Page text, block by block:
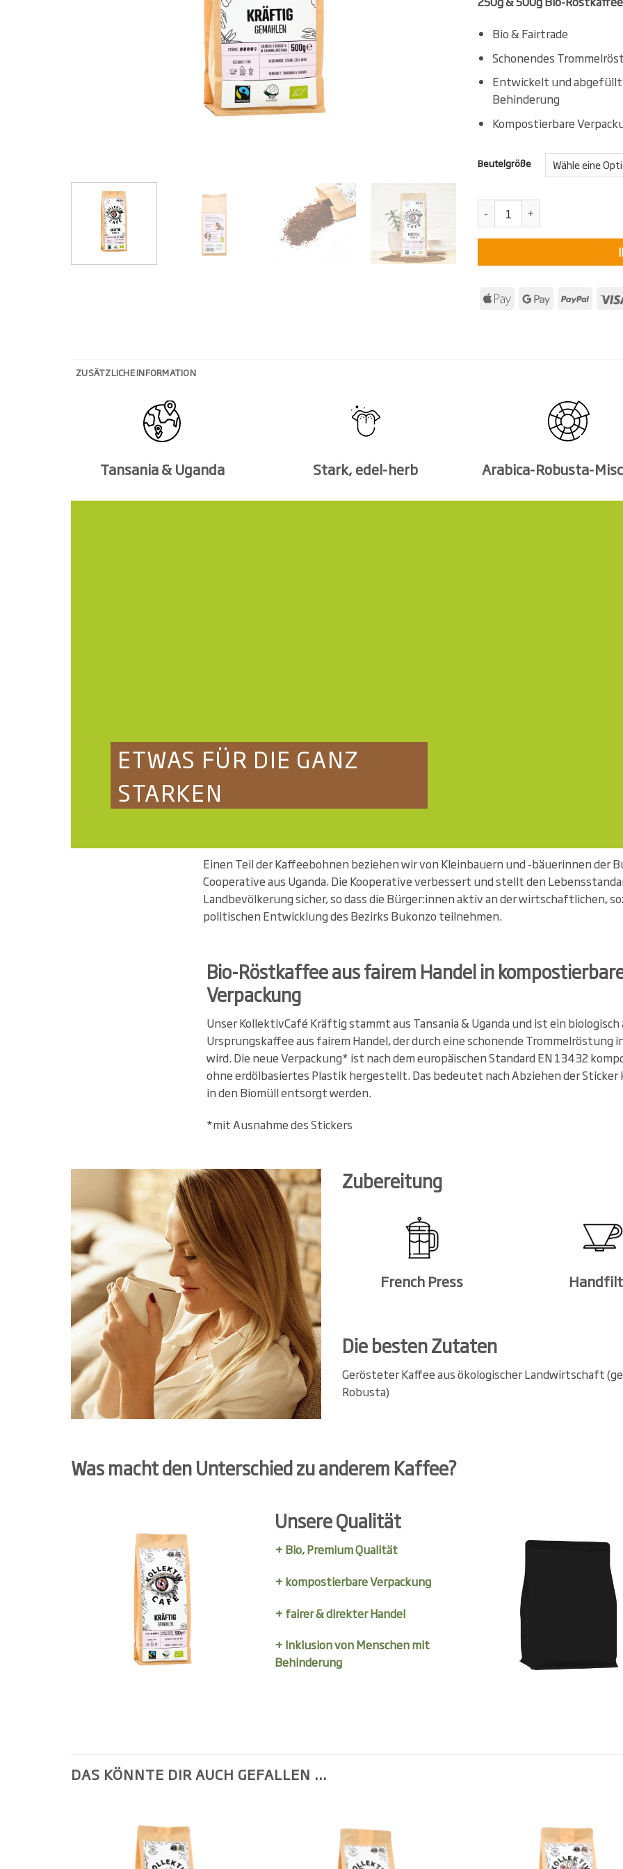
Bio & Fairtrade
Schonendes
Entwickelt und
Behinderung
Kompostierbare
Beutelgröße
KollektivCafé Kräftig -
ZUSÄTZLICHE INFORMATION
Tansania & Uganda Stark, edel-herb Arabica-Robusta-
ETWAS FÜR DIE GANZ
STARKEN
Einen Teil der Kaffeebohnen beziehen wir von Kleinbauern und -bäuerinnen der
Cooperative aus Uganda. Die Kooperative verbessert und stellt den
Landbevölkerung sicher, so dass die Bürger:innen aktiv an der wirtschaftlichen,
politischen Entwicklung des Bezirks Bukonzo teilnehmen.
Bio-Röstkaffee aus fairem Handel in
Verpackung
Unser KollektivCafé Kräftig stammt aus Tansania & Uganda und ist ein
Ursprungskaffee aus fairem Handel, der durch eine schonende Trommelröstung
wird. Die neue Verpackung* ist nach dem europäischen Standard EN 13432
ohne erdölbasiertes Plastik hergestellt. Das bedeutet nach Abziehen der Sticker
in den Biomüll entsorgt werden.
*mit Ausnahme des Stickers
Zubereitung
French Press
Die besten Zutaten
Gerösteter Kaffee aus ökologischer Landwirtschaft
Robusta)
Was macht den Unterschied zu anderem Kaffee?
Unsere Qualität
+ Bio, Premium Qualität
+ kompostierbare Verpackung
+ fairer & direkter Handel
+ Inklusion von Menschen mit
Behinderung
DAS KÖNNTE DIR AUCH GEFALLEN …